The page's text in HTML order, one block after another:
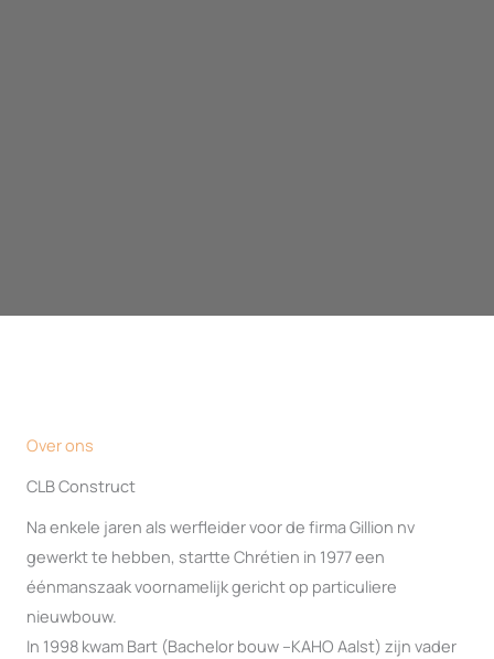
Over ons
CLB Construct
Na enkele jaren als werfleider voor de firma Gillion nv
gewerkt te hebben, startte Chrétien in 1977 een
éénmanszaak voornamelijk gericht op particuliere
nieuwbouw.
In 1998 kwam Bart (Bachelor bouw –KAHO Aalst) zijn vader